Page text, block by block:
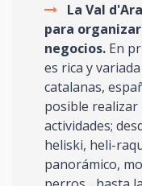
La Val
para
negocios. En
es rica y
catalanas,
posible
actividades;
heliski, heli-
panorámico,